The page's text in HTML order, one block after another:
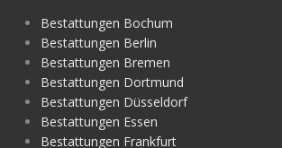
Bestattungen Bochum
Bestattungen Berlin
Bestattungen Bremen
Bestattungen Dortmund
Bestattungen Düsseldorf
Bestattungen Essen
Bestattungen Frankfurt